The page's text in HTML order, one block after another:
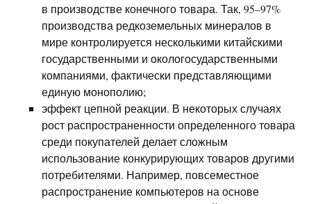
в производстве конечного товара. Так, 95–97%
производства редкоземельных минералов в
мире контролируется несколькими китайскими
государственными и окологосударственными
компаниями, фактически представляющими
единую монополию;
эффект цепной реакции. В некоторых случаях
рост распространенности определенного товара
среди покупателей делает сложным
использование конкурирующих товаров другими
потребителями. Например, повсеместное
распространение компьютеров на основе